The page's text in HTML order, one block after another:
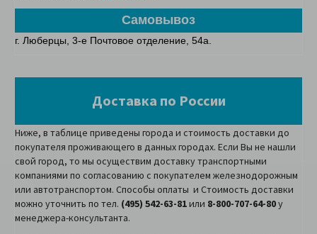
Самовывоз
г. Люберцы, 3-е Почтовое отделение, 54а.
Доставка по России
Ниже, в таблице приведены города и стоимость доставки до
покупателя проживающего в данных городах. Если Вы не нашли
свой город, то мы осуществим доставку транспортными
компаниями по согласованию с покупателем железнодорожным
или автотранспортом. Способы оплаты и Стоимость доставки
можно уточнить по тел. (495) 542-63-81или 8-800-707-64-80у
менеджера-консультанта.